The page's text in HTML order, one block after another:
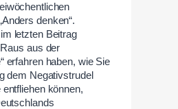
denken“.
letzten Beitrag
aus der
erfahren haben, wie Sie
dem Negativstrudel
können,